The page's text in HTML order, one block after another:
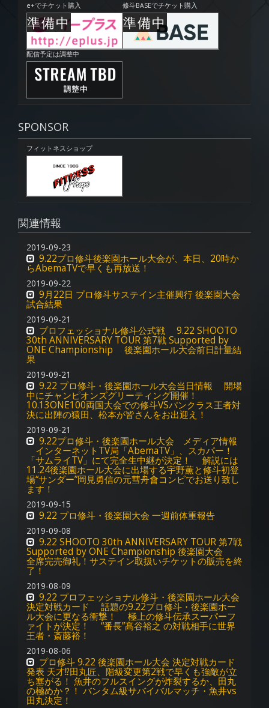
e+でチケット購入 修斗BASEでチケット購入
配信予定は調整中
SPONSOR
フィットネスショップ
関連情報
2019-09-23
9.22プロ修斗後楽園ホール大会が、本日、20時か
らAbemaTVで早くも再放送！
2019-09-22
9月22日 プロ修斗サステイン主催興行 後楽園大会
試合結果
2019-09-21
プロフェッショナル修斗公式戦 9.22 SHOOTO
30th ANNIVERSARY TOUR 第7戦 Supported by
ONE Championship 後楽園ホール大会前日計量結
果
2019-09-21
9.22 プロ修斗・後楽園ホール大会当日情報 開場
中にチャンピオンズグリーティング開催！
10.13ONE100両国大会での修斗VSパンクラス王者対
決に出陣の猿田、松本が皆さんをお出迎え！
2019-09-21
9.22プロ修斗・後楽園ホール大会 メディア情報
インターネットTV局「AbemaTV」、スカパー！
「サムライTV」にて完全生中継が決定！ 解説には
11.24後楽園ホール大会に出場する宇野薫と修斗初登
場“サンダー”岡見勇信の元彗舟會コンビでお送り致し
ます！
2019-09-15
9.22 プロ修斗・後楽園大会 一週前体重報告
2019-09-08
9.22 SHOOTO 30th ANNIVERSARY TOUR 第7戦
Supported by ONE Championship 後楽園大会
全席完売御礼！サステイン取扱いチケットの販売を終
了！
2019-08-09
9.22 プロフェッショナル修斗・後楽園ホール大会
決定対戦カード 話題の9.22プロ修斗・後楽園ホー
ル大会に更なる衝撃！ 極上の修斗伝承スーパーフ
ァイトが決定！ “番長”髙谷裕之 の対戦相手に世界
王者・斎藤裕！
2019-08-06
プロ修斗 9.22 後楽園ホール大会 決定対戦カード
発表 天才⁉︎田丸匠、階級変更第2戦で早くも強敵が立
ち塞がる！ 魚井のフルスイングが炸裂するか、田丸
の極めか？！ バンタム級サバイバルマッチ・魚井vs
田丸決定！